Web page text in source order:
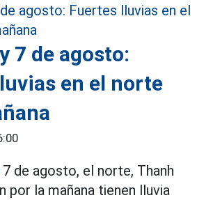
7 de agosto:
en el norte
7 de agosto, el norte, Thanh
por la mañana tienen lluvia